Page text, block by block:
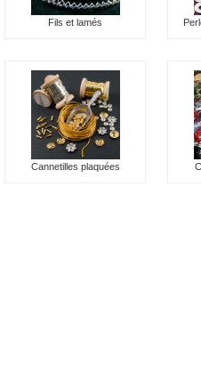
Fils et lamés
Cannetilles plaquées